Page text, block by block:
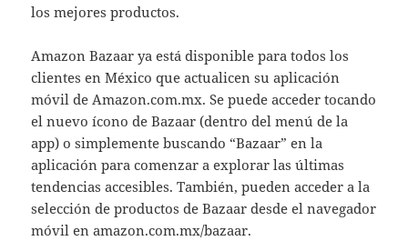
los mejores productos.
Amazon Bazaar ya está disponible para todos los
clientes en México que actualicen su aplicación
móvil de Amazon.com.mx. Se puede acceder tocando
el nuevo ícono de Bazaar (dentro del menú de la
app) o simplemente buscando “Bazaar” en la
aplicación para comenzar a explorar las últimas
tendencias accesibles. También, pueden acceder a la
selección de productos de Bazaar desde el navegador
móvil en amazon.com.mx/bazaar.